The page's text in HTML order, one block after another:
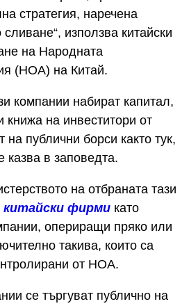
стратегия, наречена
използва китайски
на Народната
(НОА) на Китай.
компании набират капитал,
книжа на инвеститори от
публични борси както тук,
казва в заповедта.
на отбраната тази
китайски фирми като
опериращи пряко или
такива, които са
от НОА.
се търгуват публично на